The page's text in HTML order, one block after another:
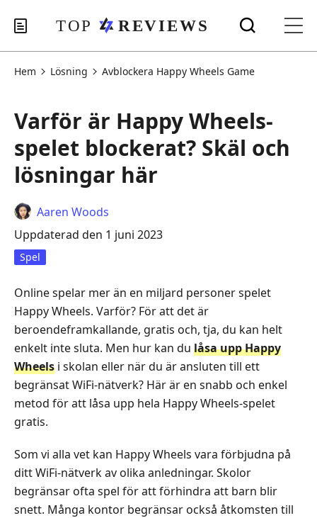
Hem Lösning Avblockera Happy Wheels Game
Varför är Happy Wheels-
spelet blockerat? Skäl och
lösningar här
Aaren Woods
Uppdaterad den 1 juni 2023
Spel
Online spelar mer än en miljard personer spelet
Happy Wheels. Varför? För att det är
beroendeframkallande, gratis och, tja, du kan helt
enkelt inte sluta. Men hur kan du låsa upp Happy
Wheels i skolan eller när du är ansluten till ett
begränsat WiFi-nätverk? Här är en snabb och enkel
metod för att låsa upp hela Happy Wheels-spelet
gratis.
Som vi alla vet kan Happy Wheels vara förbjudna på
ditt WiFi-nätverk av olika anledningar. Skolor
begränsar ofta spel för att förhindra att barn blir
snett. Många kontor begränsar också åtkomsten till